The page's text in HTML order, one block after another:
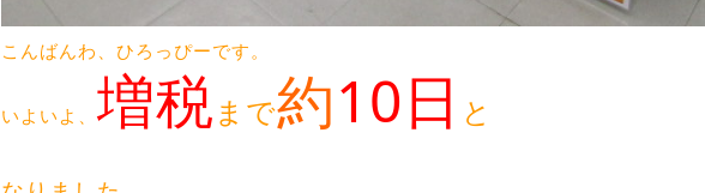
こんばんわ、ひろっぴーです。
いよいよ、 増税まで約10日 と